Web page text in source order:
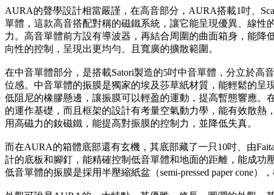
AURA的聲學設計相當嚴謹，在高音部分，AURA搭載1吋、
單體，這款高音搭配對稱的磁鐵系統，讓它能呈現優異、線性
力。高音單體前方設有導波器，再結合周圍的曲面箱身，能降
向性的控制，呈現出更均勻、且寬廣的擴散範圍。
在中音單體部分，是搭載Satori製造的5吋中音單體，分立於高
位感。中音單體的振膜是獨家的埃及莎草紙材質，能輕鬆的呈
低阻尼的橡膠懸邊，讓振膜可以輕盈的運動，提高暫態響應。
的運作基礎，而且框架的設計有考量空氣動力學，能有效散熱
用高磁力的釹磁鐵，能提高對振膜的控制力，並降低失真。
而在AURA的箱體底部還有玄機，其底部藏了一只10吋、由
計的底板和腳釘，能精確控制低音單體和地面的距離，能成功
低音單體的振膜是採用半壓縮紙盆（semi-pressed paper cone）